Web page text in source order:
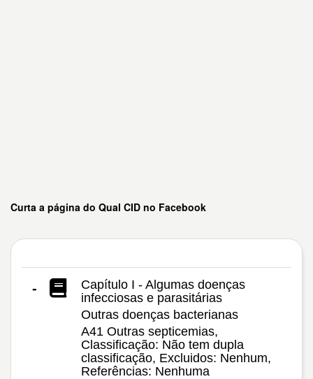
Curta a página do Qual CID no Facebook
-
Capítulo I - Algumas doenças
infecciosas e parasitárias
Outras doenças bacterianas
A41 Outras septicemias,
Classificação: Não tem dupla
classificação, Excluidos: Nenhum,
Referências: Nenhuma